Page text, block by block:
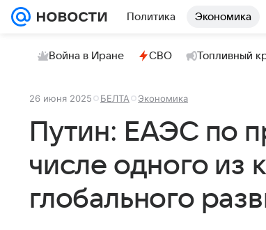
Политика Экономика
Война в Иране СВО Топливный
26 июня 2025 БЕЛТА Экономика
Путин: ЕАЭС по
числе одного из
глобального